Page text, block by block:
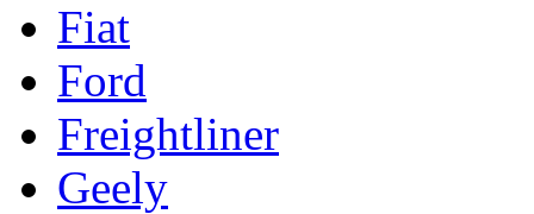
Fiat
Ford
Freightliner
Geely